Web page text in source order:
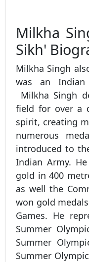
Milkha
Sikh'
Milkha Singh
was an
Milkha Singh
field for over a
spirit, creating
numerous
introduced to
Indian Army.
gold in 400
as well the
won gold
Games. He
Summer
Summer
Summer